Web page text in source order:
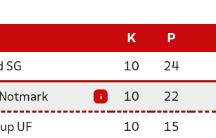
K P
SG 10 24
i 10 22
UF 10 15